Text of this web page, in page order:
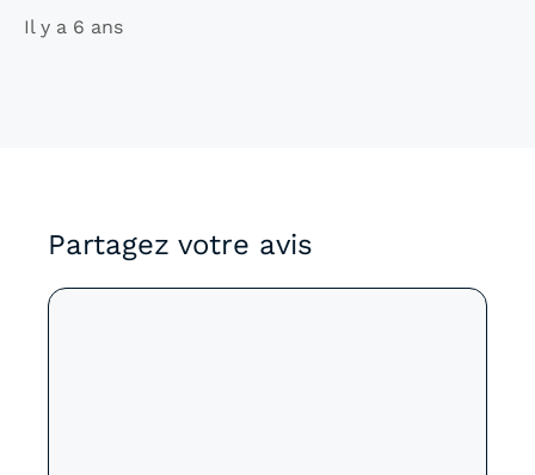
Il y a 6 ans
Partagez votre avis
Commentaire